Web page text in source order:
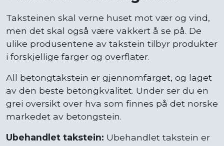
Taksteinen skal verne huset mot vær og vind,
men det skal også være vakkert å se på. De
ulike produsentene av takstein tilbyr produkter
i forskjellige farger og overflater.
All betongtakstein er gjennomfarget, og laget
av den beste betongkvalitet. Under ser du en
grei oversikt over hva som finnes på det norske
markedet av betongstein.
Ubehandlet takstein: Ubehandlet takstein er